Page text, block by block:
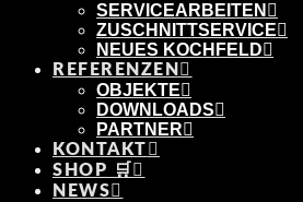
SERVICEARBEITEN
ZUSCHNITTSERVICE
NEUES KOCHFELD
REFERENZEN
OBJEKTE
DOWNLOADS
PARTNER
KONTAKT
SHOP 🛒
NEWS